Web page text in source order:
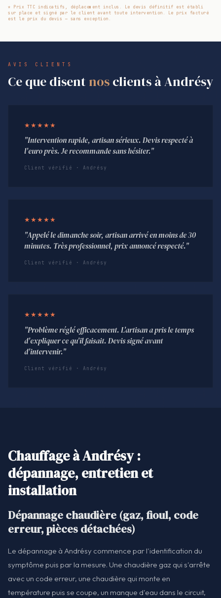
* Prix TTC indicatifs, déplacement inclus. Le devis définitif est établi
sur place et signé par le client avant toute intervention. Le prix facturé
est le prix du devis — sans exception.
AVIS CLIENTS
Ce que disent nosclients à Andrésy
★★★★★
"Intervention rapide, artisan sérieux. Devis respecté à
l'euro près. Je recommande sans hésiter."
Client vérifié · Andrésy
★★★★★
"Appelé le dimanche soir, artisan arrivé en moins de 30
minutes. Très professionnel, prix annoncé respecté."
Client vérifié · Andrésy
★★★★★
"Problème réglé efficacement. L'artisan a pris le temps
d'expliquer ce qu'il faisait. Devis signé avant
d'intervenir."
Client vérifié · Andrésy
Chauffage à Andrésy :
dépannage, entretien et
installation
Dépannage chaudière (gaz, fioul, code
erreur, pièces détachées)
Le dépannage à Andrésy commence par l'identification du
symptôme puis par la mesure. Une chaudière gaz qui s'arrête
avec un code erreur, une chaudière qui monte en
température puis se coupe, un manque d'eau dans le circuit,